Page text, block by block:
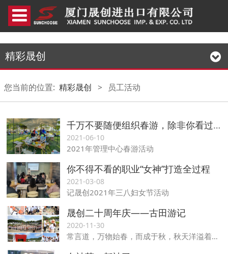
精彩晟创
您当前的位置: 精彩晟创 > 员工活动
千万不要随便组织春游，除非你看过我
2021-06-10
2021年管理中心春游活动
你不得不看的职业“女神”打造全过程
2021-03-08
记晟创2021年三八妇女节活动
晟创二十周年庆——古田游记
2020-11-30
常言道，万物始春，而成于秋，秋天洋溢着丰收的喜悦，也孕育着成功的希望，在这美好时节，我们也迎来了晟创20周年庆。